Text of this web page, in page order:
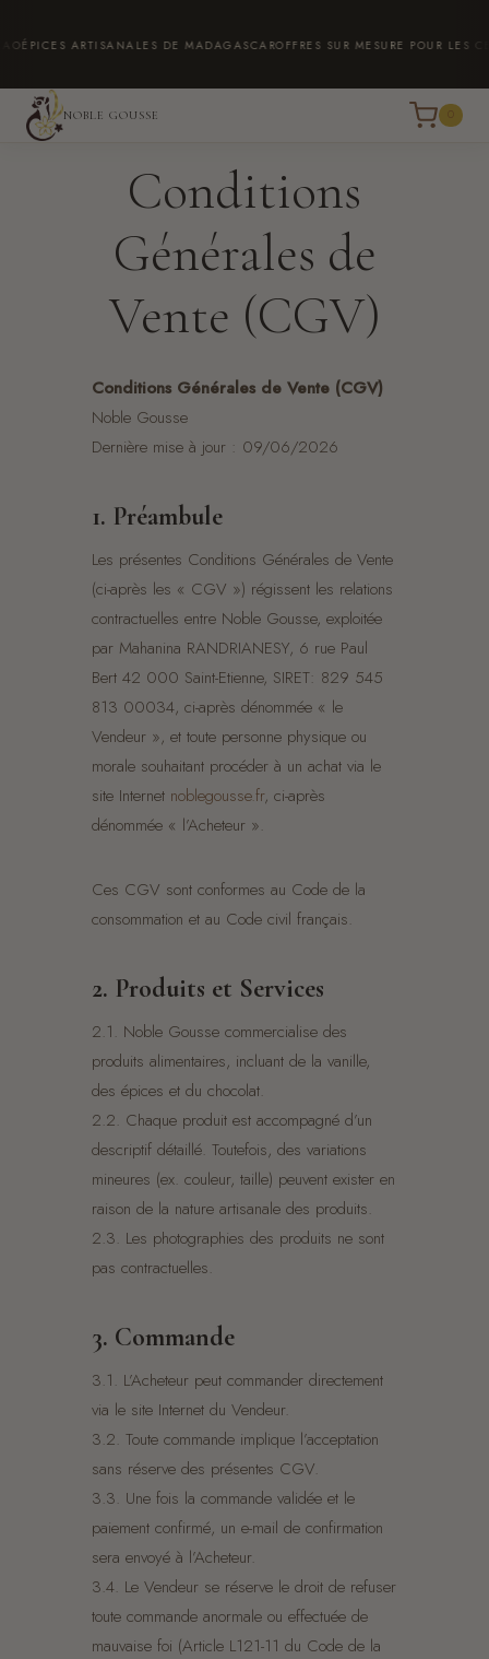
ARTISANALES DE MADAGASCAROFFRES SUR MESURE POUR LES CE
NOBLE GOUSSE
Conditions
Générales de
Vente (CGV)
Conditions Générales de Vente (CGV)
Noble Gousse
Dernière mise à jour : 09/06/2026
1. Préambule
Les présentes Conditions Générales de Vente
(ci-après les « CGV ») régissent les relations
contractuelles entre Noble Gousse, exploitée
par Mahanina RANDRIANESY, 6 rue Paul
Bert 42 000 Saint-Etienne, SIRET: 829 545
813 00034, ci-après dénommée « le
Vendeur », et toute personne physique ou
morale souhaitant procéder à un achat via le
site Internet noblegousse.fr, ci-après
dénommée « l’Acheteur ».
Ces CGV sont conformes au Code de la
consommation et au Code civil français.
2. Produits et Services
2.1. Noble Gousse commercialise des
produits alimentaires, incluant de la vanille,
des épices et du chocolat.
2.2. Chaque produit est accompagné d’un
descriptif détaillé. Toutefois, des variations
mineures (ex. couleur, taille) peuvent exister en
raison de la nature artisanale des produits.
2.3. Les photographies des produits ne sont
pas contractuelles.
3. Commande
3.1. L’Acheteur peut commander directement
via le site Internet du Vendeur.
3.2. Toute commande implique l’acceptation
sans réserve des présentes CGV.
3.3. Une fois la commande validée et le
paiement confirmé, un e-mail de confirmation
sera envoyé à l’Acheteur.
3.4. Le Vendeur se réserve le droit de refuser
toute commande anormale ou effectuée de
mauvaise foi (Article L121-11 du Code de la